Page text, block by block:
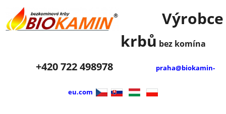
Výrobce
krbů bez komína
+420722 498978 praha@biokamin-
eu.com